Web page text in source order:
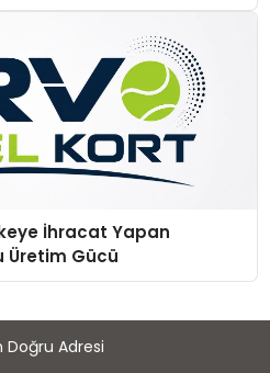
İhracat Yapan
Üretim Gücü
Doğru Adresi